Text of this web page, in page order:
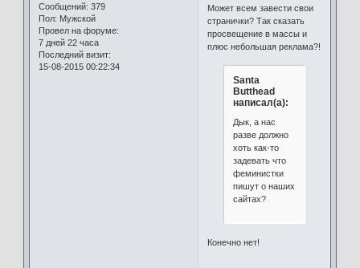
Сообщений: 379
Пол: Мужской
Провел на форуме:
7 дней 22 часа
Последний визит:
15-08-2015 00:22:34
Может всем завести свои
странички? Так сказать
просвещение в массы и
плюс небольшая реклама?!
Santa
Butthead
написал(а):
Дык, а нас
разве должно
хоть как-то
задевать что
феминистки
пишут о наших
сайтах?
Конечно нет!